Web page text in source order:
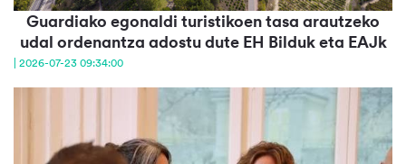
Guardiako egonaldi turistikoen tasa arautzeko
udal ordenantza adostu dute EH Bilduk eta EAJk
| 2026-07-23 09:34:00